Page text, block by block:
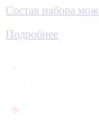
Состав набора
Подробнее